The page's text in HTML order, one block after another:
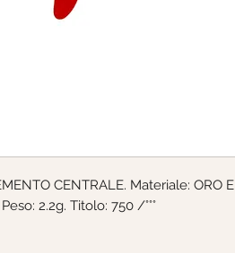
CENTRALE. Materiale: ORO E
2.2g. Titolo: 750 /°°°